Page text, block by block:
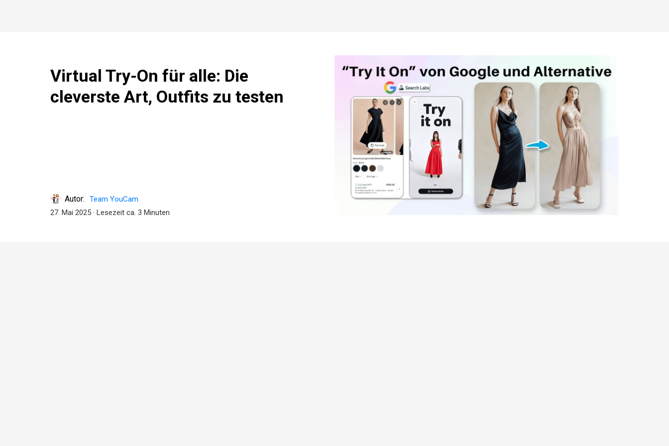
Virtual Try-On für alle: Die
cleverste Art, Outfits zu testen
Autor:
Team YouCam
27. Mai 2025· Lesezeit ca. 3 Minuten